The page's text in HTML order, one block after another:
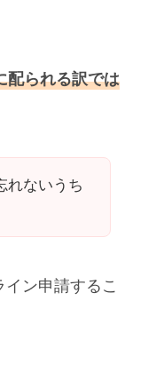
配られる訳では
れないうち
ン申請するこ